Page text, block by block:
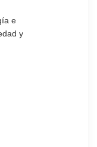
e
y